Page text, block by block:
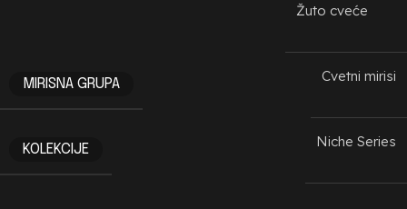
Žuto cveće
MIRISNA GRUPA Cvetni mirisi
KOLEKCIJE Niche Series